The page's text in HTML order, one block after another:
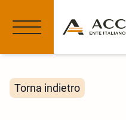
Torna indietro